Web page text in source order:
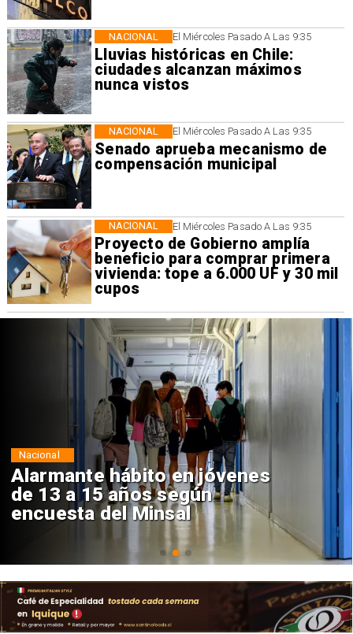
El Miércoles Pasado A Las 9:35
Lluvias históricas en Chile:
ciudades alcanzan máximos
nunca vistos
NACIONAL
El Miércoles Pasado A Las 9:35
Senado aprueba mecanismo de
compensación municipal
NACIONAL
El Miércoles Pasado A Las 9:35
Proyecto de Gobierno amplía
beneficio para comprar primera
vivienda: tope a 6.000 UF y 30 mil
cupos
NACIONAL
Aprueban creación del Parque
Sebastián Piñera con inversión
de $4 mil millones
Regiones